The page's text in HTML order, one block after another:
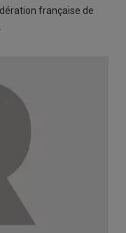
française de